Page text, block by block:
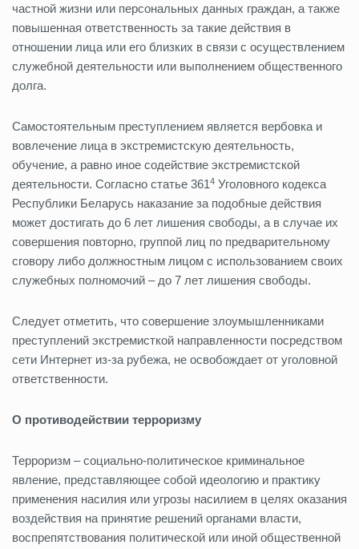
частной жизни или персональных данных граждан, а также
повышенная ответственность за такие действия в
отношении лица или его близких в связи с осуществлением
служебной деятельности или выполнением общественного
долга.
Самостоятельным преступлением является вербовка и
вовлечение лица в экстремистскую деятельность,
обучение, а равно иное содействие экстремистской
деятельности. Согласно статье 3614 Уголовного кодекса
Республики Беларусь наказание за подобные действия
может достигать до 6 лет лишения свободы, а в случае их
совершения повторно, группой лиц по предварительному
сговору либо должностным лицом с использованием своих
служебных полномочий – до 7 лет лишения свободы.
Следует отметить, что совершение злоумышленниками
преступлений экстремисткой направленности посредством
сети Интернет из-за рубежа, не освобождает от уголовной
ответственности.
О противодействии терроризму
Терроризм – социально-политическое криминальное
явление, представляющее собой идеологию и практику
применения насилия или угрозы насилием в целях оказания
воздействия на принятие решений органами власти,
воспрепятствования политической или иной общественной